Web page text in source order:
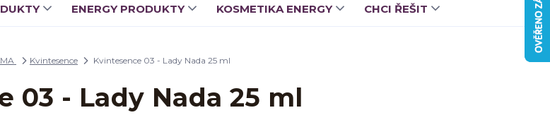
ENERGY PRODUKTY KOSMETIKA ENERGY CHCI ŘEŠIT
Kvintesence Kvintesence 03 - Lady Nada 25 ml
03 - Lady Nada 25 ml